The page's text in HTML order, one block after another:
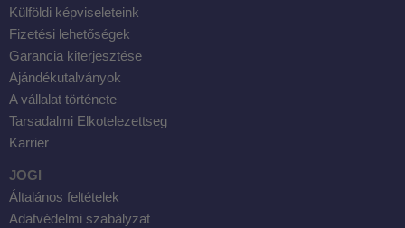
Külföldi képviseleteink
Fizetési lehetőségek
Garancia kiterjesztése
Ajándékutalványok
A vállalat története
Tarsadalmi Elkotelezettseg
Karrier
JOGI
Általános feltételek
Adatvédelmi szabályzat